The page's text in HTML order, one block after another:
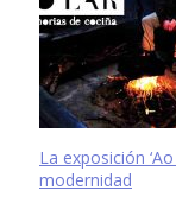
La exposición
modernidad